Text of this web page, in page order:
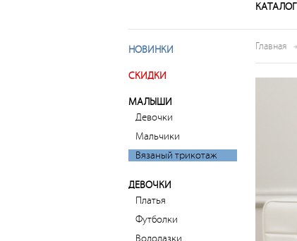
КАТАЛОГ
НОВИНКИ
СКИДКИ
МАЛЫШИ
Девочки
Мальчики
Вязаный трикотаж
ДЕВОЧКИ
Платья
Футболки
Водолазки
Главная